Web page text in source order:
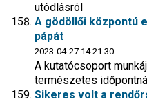
utódlásról
A gödöllői központú
pápát
2023-04-27 14:21:30
A kutatócsoport
természetes
Sikeres volt a